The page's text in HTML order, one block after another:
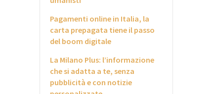
Pagamenti online in Italia, la
carta prepagata tiene il passo
del boom digitale
La Milano Plus: l’informazione
che si adatta a te, senza
pubblicità e con notizie